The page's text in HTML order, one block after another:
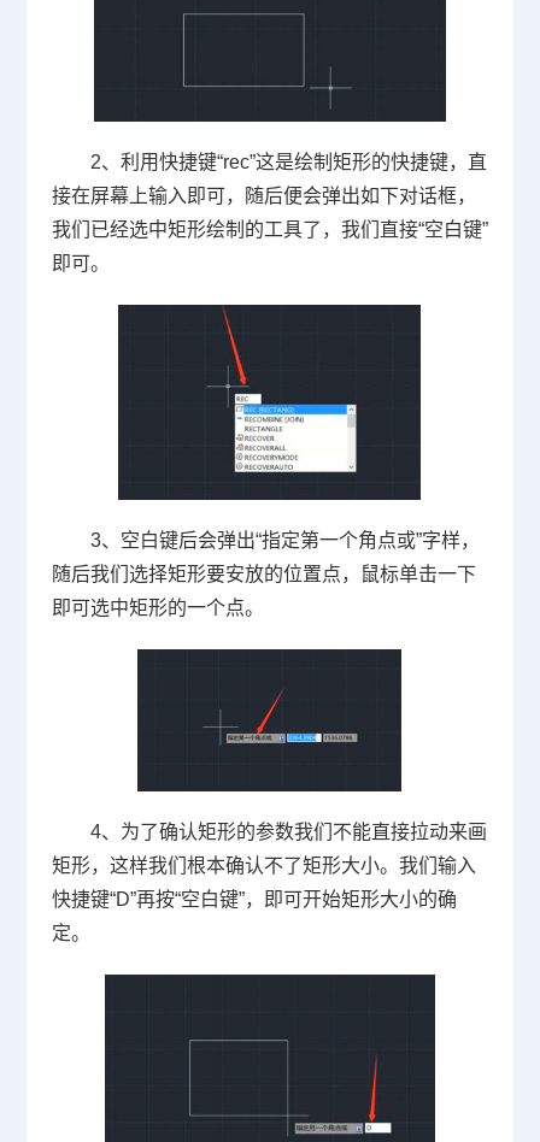
2、利用快捷键“rec”这是绘制矩形的快捷键，直
接在屏幕上输入即可，随后便会弹出如下对话框，
我们已经选中矩形绘制的工具了，我们直接“空白键”
即可。
3、空白键后会弹出“指定第一个角点或”字样，
随后我们选择矩形要安放的位置点，鼠标单击一下
即可选中矩形的一个点。
4、为了确认矩形的参数我们不能直接拉动来画
矩形，这样我们根本确认不了矩形大小。我们输入
快捷键“D”再按“空白键”，即可开始矩形大小的确
定。